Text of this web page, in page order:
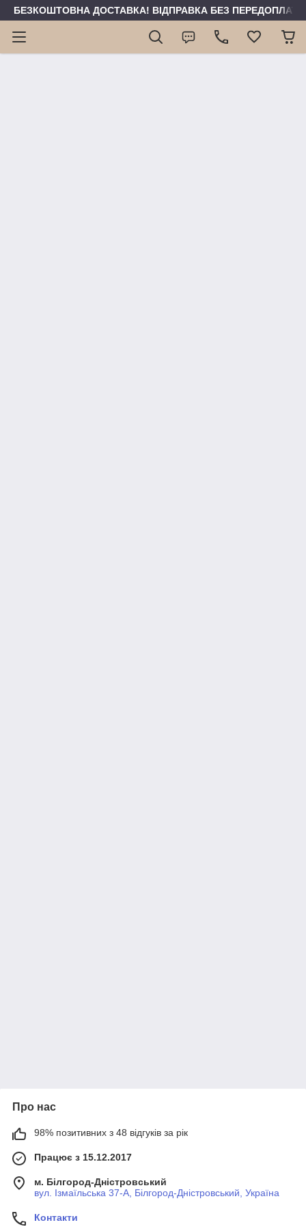
БЕЗКОШТОВНА ДОСТАВКА! ВІДПРАВКА БЕЗ ПЕРЕДОПЛАТИ
Про нас
98% позитивних з 48 відгуків за рік
Працює з 15.12.2017
м. Білгород-Дністровський
вул. Ізмаїльська 37-А, Білгород-Дністровський, Україна
Контакти